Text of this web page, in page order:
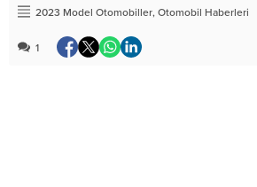
2023 Model Otomobiller, Otomobil Haberleri
1